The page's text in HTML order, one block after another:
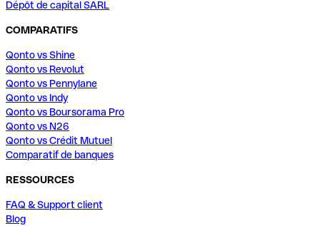
Dépôt de capital SARL
COMPARATIFS
Qonto vs Shine
Qonto vs Revolut
Qonto vs Pennylane
Qonto vs Indy
Qonto vs Boursorama Pro
Qonto vs N26
Qonto vs Crédit Mutuel
Comparatif de banques
RESSOURCES
FAQ & Support client
Blog